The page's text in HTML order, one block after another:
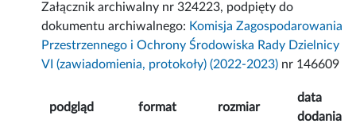
Załącznik archiwalny nr 324223, podpięty do
dokumentu archiwalnego: Komisja Zagospodarowania
Przestrzennego i Ochrony Środowiska Rady Dzielnicy
VI (zawiadomienia, protokoły) (2022-2023) nr 146609
podgląd format rozmiar
data
dodania